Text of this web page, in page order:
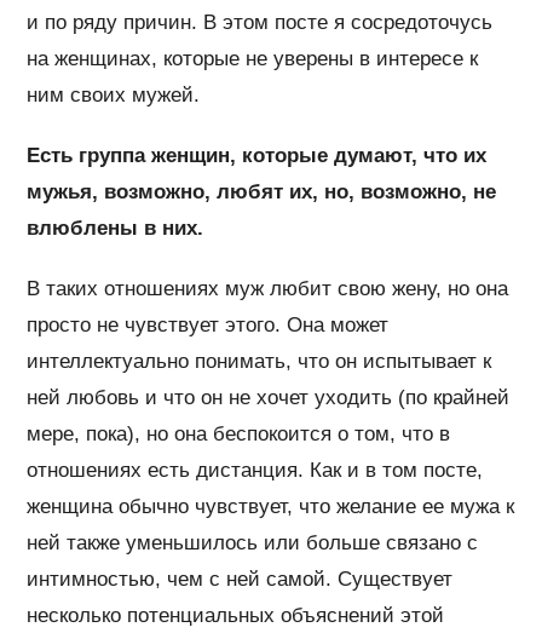
и по ряду причин. В этом посте я сосредоточусь
на женщинах, которые не уверены в интересе к
ним своих мужей.
Есть группа женщин, которые думают, что их
мужья, возможно, любят их, но, возможно, не
влюблены в них.
В таких отношениях муж любит свою жену, но она
просто не чувствует этого. Она может
интеллектуально понимать, что он испытывает к
ней любовь и что он не хочет уходить (по крайней
мере, пока), но она беспокоится о том, что в
отношениях есть дистанция. Как и в том посте,
женщина обычно чувствует, что желание ее мужа к
ней также уменьшилось или больше связано с
интимностью, чем с ней самой. Существует
несколько потенциальных объяснений этой